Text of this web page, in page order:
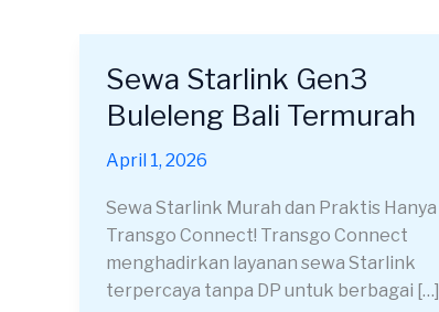
Sewa Starlink Gen3
Buleleng Bali Termurah
April 1, 2026
Sewa Starlink Murah dan Praktis Hanya
Transgo Connect! Transgo Connect
menghadirkan layanan sewa Starlink
terpercaya tanpa DP untuk berbagai […]
Sewa
Starlink
Gen3
Buleleng
Termurah